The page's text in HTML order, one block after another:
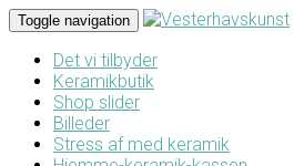
Toggle navigation
Det vi tilbyder
Keramikbutik
Shop slider
Billeder
Stress af med keramik